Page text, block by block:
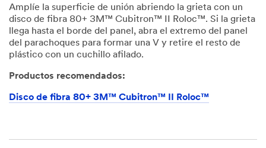
Amplíe la superficie de unión abriendo la grieta con un
disco de fibra 80+ 3M™ Cubitron™ II Roloc™. Si la grieta
llega hasta el borde del panel, abra el extremo del panel
del parachoques para formar una V y retire el resto de
plástico con un cuchillo afilado.
Productos recomendados:
Disco de fibra 80+ 3M™ Cubitron™ II Roloc™